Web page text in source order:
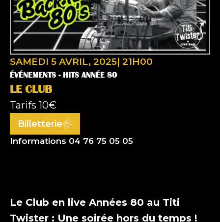
SAMEDI 5 AVRIL, 2025| 21H00
ÉVÉNEMENTS - HITS ANNÉE 80
LE CLUB
Tarifs 10€
Billetterie
Informations 04 76 75 05 05
Le Club en live Années 80 au Titi
Twister : Une soirée hors du temps !